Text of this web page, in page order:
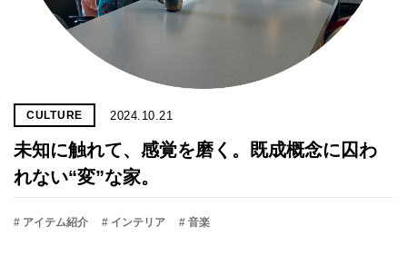
CULTURE 2024.10.21
未知に触れて、感覚を磨く。既成概念に囚わ
れない“変”な家。
# アイテム紹介 # インテリア # 音楽